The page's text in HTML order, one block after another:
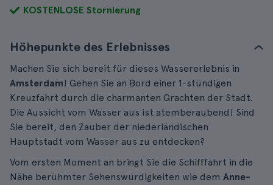
KOSTENLOSE Stornierung
Höhepunkte des Erlebnisses
Machen Sie sich bereit für dieses Wassererlebnis in
Amsterdam! Gehen Sie an Bord einer 1-stündigen
Kreuzfahrt durch die charmanten Grachten der Stadt.
Die Aussicht vom Wasser aus ist atemberaubend! Sind
Sie bereit, den Zauber der niederländischen
Hauptstadt vom Wasser aus zu entdecken?
Vom ersten Moment an bringt Sie die Schifffahrt in die
Nähe berühmter Sehenswürdigkeiten wie dem Anne-